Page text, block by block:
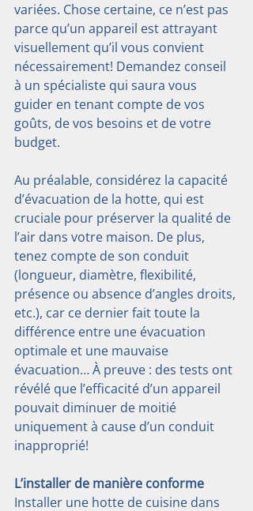
variées. Chose certaine, ce n’est pas
parce qu’un appareil est attrayant
visuellement qu’il vous convient
nécessairement! Demandez conseil
à un spécialiste qui saura vous
guider en tenant compte de vos
goûts, de vos besoins et de votre
budget.
Au préalable, considérez la capacité
d’évacuation de la hotte, qui est
cruciale pour préserver la qualité de
l’air dans votre maison. De plus,
tenez compte de son conduit
(longueur, diamètre, flexibilité,
présence ou absence d’angles droits,
etc.), car ce dernier fait toute la
différence entre une évacuation
optimale et une mauvaise
évacuation… À preuve : des tests ont
révélé que l’efficacité d’un appareil
pouvait diminuer de moitié
uniquement à cause d’un conduit
inapproprié!
L’installer de manière conforme
Installer une hotte de cuisine dans